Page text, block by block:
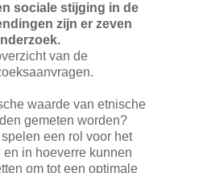
sociale stijging in de
zijn er zeven
van de
waarde van etnische
gemeten worden?
een rol voor het
in hoeverre kunnen
om tot een optimale